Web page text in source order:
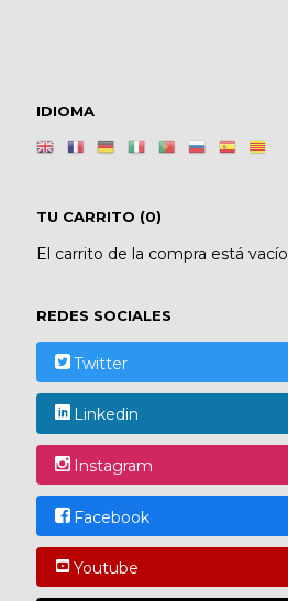
IDIOMA
TU CARRITO (0)
El carrito de la compra está vacío
REDES SOCIALES
Twitter
Linkedin
Instagram
Facebook
Youtube